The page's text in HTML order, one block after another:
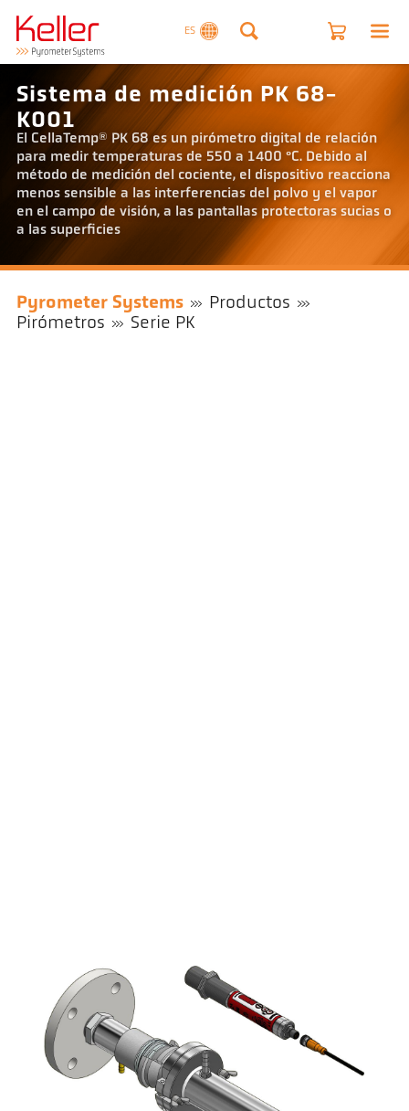
ES
Sistema de medición PK 68-
K001
El CellaTemp® PK 68 es un pirómetro digital de relación
para medir temperaturas de 550 a 1400 °C. Debido al
método de medición del cociente, el dispositivo reacciona
menos sensible a las interferencias del polvo y el vapor
en el campo de visión, a las pantallas protectoras sucias o
a las superficies
Pyrometer Systems
Productos
Pirómetros
Serie PK